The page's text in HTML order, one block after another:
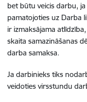
bet būtu veicis darbu,
pamatojoties uz Darba
ir izmaksājama
skaita samazināšanas
darba samaksa.
Ja darbinieks tiks
veidoties virsstundu